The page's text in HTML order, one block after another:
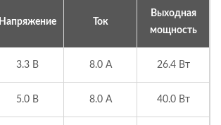
Напряжение Ток
Выходная
мощность
3.3 В 8.0 А 26.4 Вт
5.0 В 8.0 А 40.0 Вт